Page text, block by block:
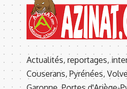
Actualités, reportages,
Couserans, Pyrénées,